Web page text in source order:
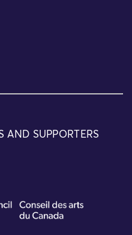
AND SUPPORTERS